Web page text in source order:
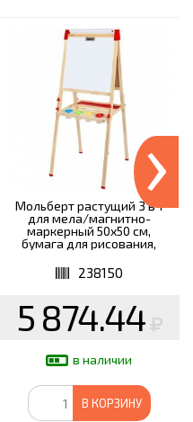
Мольберт растущий 3 в 1
для мела/магнитно-
маркерный 50х50 см,
бумага для рисования,
238150
5 874.44
в наличии
В КОРЗИНУ
›